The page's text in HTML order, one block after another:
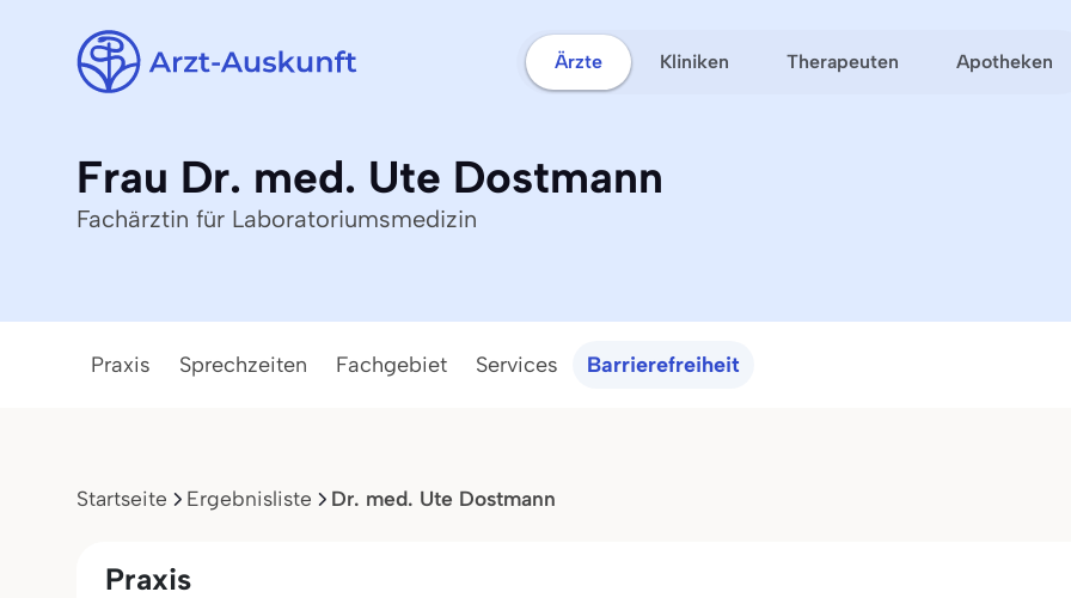
Ärzte Kliniken Therapeuten Apotheken
Frau Dr. med. Ute Dostmann
Fachärztin für Laboratoriumsmedizin
Praxis Sprechzeiten Fachgebiet Services Barrierefreiheit
Startseite Ergebnisliste Dr. med. Ute Dostmann
Praxis